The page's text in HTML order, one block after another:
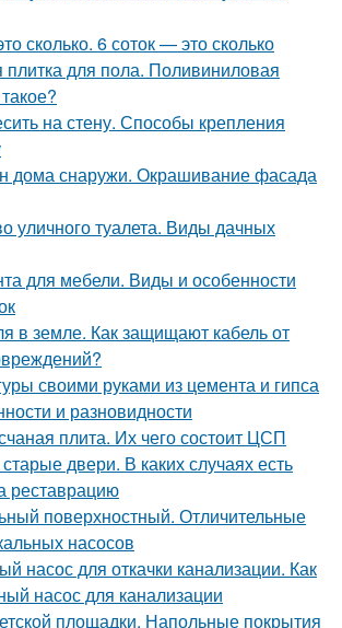
сколько. 6 соток — это сколько
для пола. Поливиниловая
на стену. Способы крепления
дома снаружи. Окрашивание фасада
уличного туалета. Виды дачных
для мебели. Виды и особенности
в земле. Как защищают кабель от
своими руками из цемента и гипса
и разновидности
плита. Их чего состоит ЦСП
двери. В каких случаях есть
реставрацию
поверхностный. Отличительные
насосов
насос для откачки канализации. Как
насос для канализации
площадки. Напольные покрытия